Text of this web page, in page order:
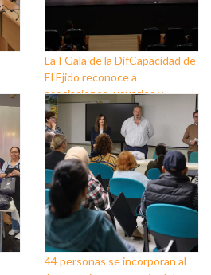
La I Gala de la DifCapacidad de
El Ejido reconoce a
asociaciones, usuarios y
personas que trabajan a favor
de este colectivo
44 personas se incorporan al